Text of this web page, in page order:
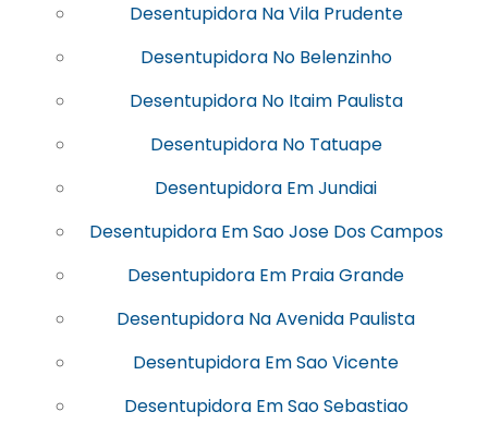
Desentupidora Na Vila Prudente
Desentupidora No Belenzinho
Desentupidora No Itaim Paulista
Desentupidora No Tatuape
Desentupidora Em Jundiai
Desentupidora Em Sao Jose Dos Campos
Desentupidora Em Praia Grande
Desentupidora Na Avenida Paulista
Desentupidora Em Sao Vicente
Desentupidora Em Sao Sebastiao